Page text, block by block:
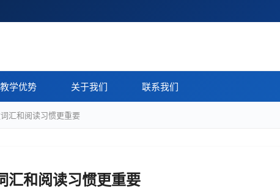
教学优势 关于我们 联系我们
汇和阅读习惯更重要
汇和阅读习惯更重要